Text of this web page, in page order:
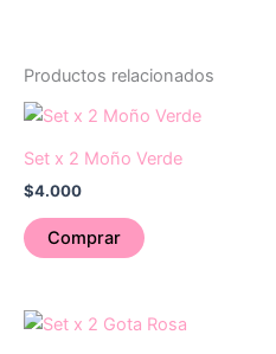
Productos relacionados
Set x 2 Moño Verde
$4.000
Comprar